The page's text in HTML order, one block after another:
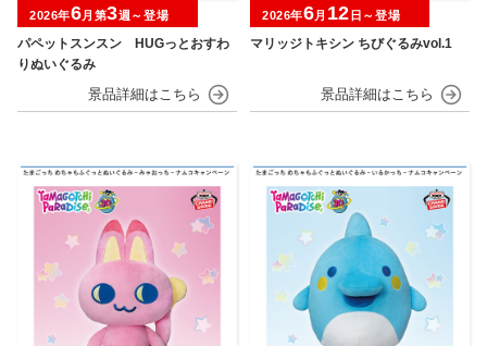
パペットスンスン HUGっとおすわ
りぬいぐるみ
2026年6月第3週～登場
マリッジトキシン ちびぐるみvol.1
2026年6月 12 日～登場